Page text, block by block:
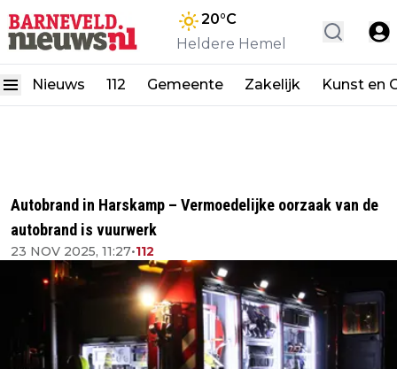
20°C
Heldere Hemel
Nieuws 112 Gemeente Zakelijk Kunst en
Autobrand in Harskamp – Vermoedelijke oorzaak van de
autobrand is vuurwerk
23 NOV 2025, 11:27•112